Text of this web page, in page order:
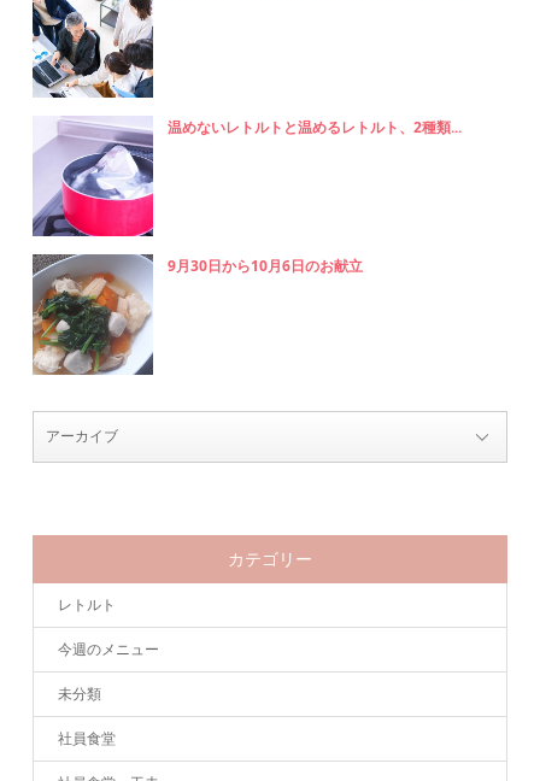
温めないレトルトと温めるレトルト、2種類...
9月30日から10月6日のお献立
カテゴリー
レトルト
今週のメニュー
未分類
社員食堂